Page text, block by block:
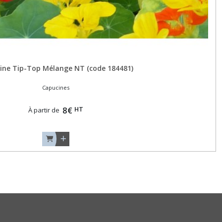
Tip-Top Mélange NT (code 184481)
Capucines
À partir de 8€ HT